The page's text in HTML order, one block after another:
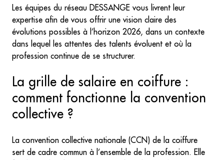
Les équipes du réseau DESSANGE vous livrent leur
expertise afin de vous offrir une vision claire des
évolutions possibles à l’horizon 2026, dans un contexte
dans lequel les attentes des talents évoluent et où la
profession continue de se structurer.
La grille de salaire en coiffure :
comment fonctionne la convention
collective ?
La convention collective nationale (CCN) de la coiffure
sert de cadre commun à l’ensemble de la profession. Elle